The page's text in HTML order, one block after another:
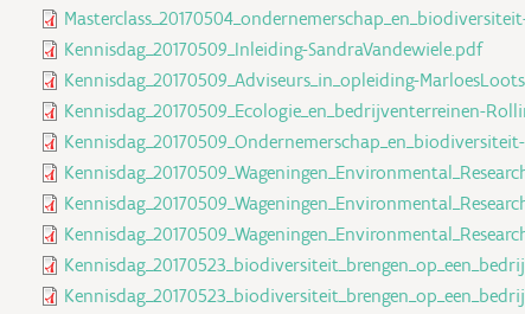
Kennisdag_20170509_Inleiding-SandraVandewiele.pdf
Kennisdag_20170509_Adviseurs_in_opleiding-
Kennisdag_20170509_Ecologie_en_bedrijventerreinen-